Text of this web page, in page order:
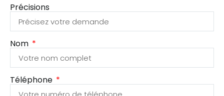
Précisions
Nom
Téléphone